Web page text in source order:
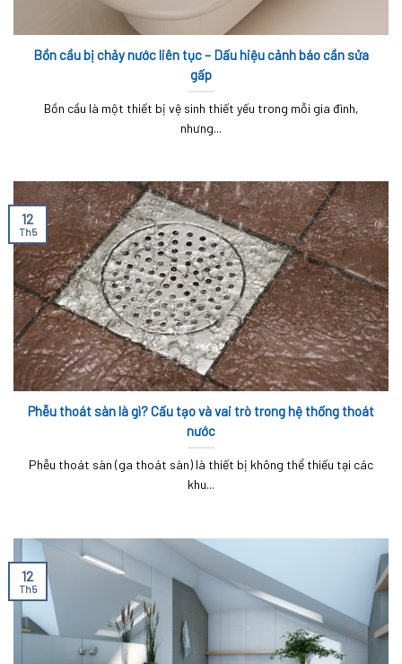
Bồn cầu bị chảy nước liên tục – Dấu hiệu cảnh báo cần sửa
gấp
Bồn cầu là một thiết bị vệ sinh thiết yếu trong mỗi gia đình,
nhưng...
Phễu thoát sàn là gì? Cấu tạo và vai trò trong hệ thống thoát
nước
Phễu thoát sàn (ga thoát sàn) là thiết bị không thể thiếu tại các
khu...
12
Th5
12
Th5